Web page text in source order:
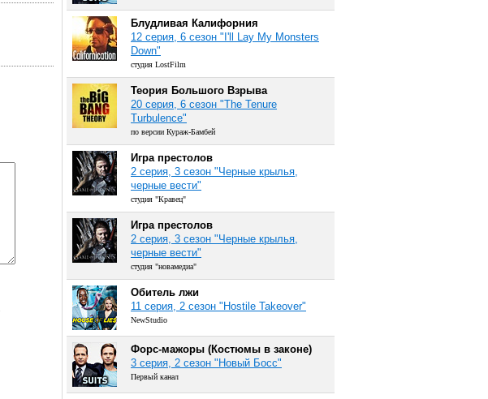
Блудливая Калифорния
12 серия, 6 сезон "I'll Lay My Monsters
Down"
студия LostFilm
Теория Большого Взрыва
20 серия, 6 сезон "The Tenure
Turbulence"
по версии Кураж-Бамбей
Игра престолов
2 серия, 3 сезон "Черные крылья,
черные вести"
студия "Кравец"
Игра престолов
2 серия, 3 сезон "Черные крылья,
черные вести"
студия "новамедиа"
Обитель лжи
11 серия, 2 сезон "Hostile Takeover"
NewStudio
Форс-мажоры (Костюмы в законе)
3 серия, 2 сезон "Новый Босс"
Первый канал